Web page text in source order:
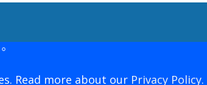
Read more about our Privacy Policy.